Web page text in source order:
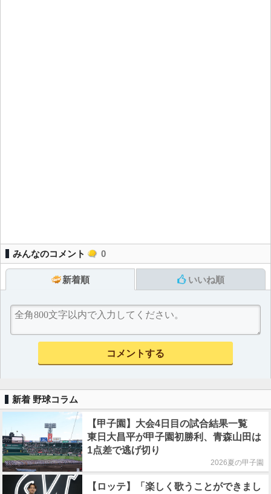
みんなのコメント 0
新着順 いいね順
新着 野球コラム
【甲子園】大会4日目の試合結果一覧
東日大昌平が甲子園初勝利、青森山田は
1点差で逃げ切り
2026夏の甲子園
【ロッテ】「楽しく歌うことができまし